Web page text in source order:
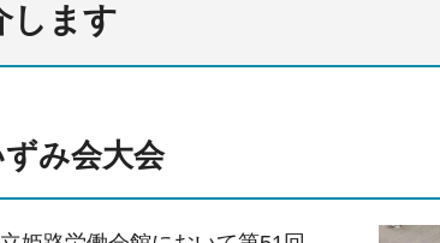
します
み会大会